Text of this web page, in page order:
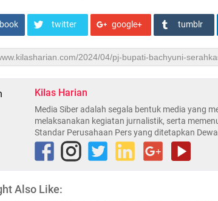
twitter google+ tumblr
Kilas Harian
Media Siber adalah segala bentuk media yang
melaksanakan kegiatan jurnalistik, serta
Standar Perusahaan Pers yang ditetapkan
Also Like: